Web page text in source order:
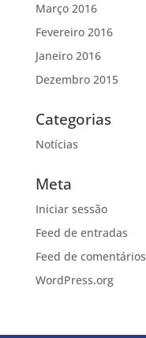
Março 2016
Fevereiro 2016
Janeiro 2016
Dezembro 2015
Categorias
Notícias
Meta
Iniciar sessão
Feed de entradas
Feed de comentários
WordPress.org